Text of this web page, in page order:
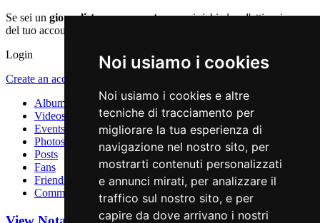
Noi usiamo i cookies
Noi usiamo i cookies e altre
tecniche di tracciamento per
migliorare la tua esperienza di
navigazione nel nostro sito, per
mostrarti contenuti personalizzati
e annunci mirati, per analizzare il
traffico sul nostro sito, e per
capire da dove arrivano i nostri
Se sei un giornalistao unoperatorepuoi richiedere l'attivazione
del tuo account registrandoti qui:
Login
Create an account
Albums
Videos
Events
Photos
Posts
Fans
Friends
Comments